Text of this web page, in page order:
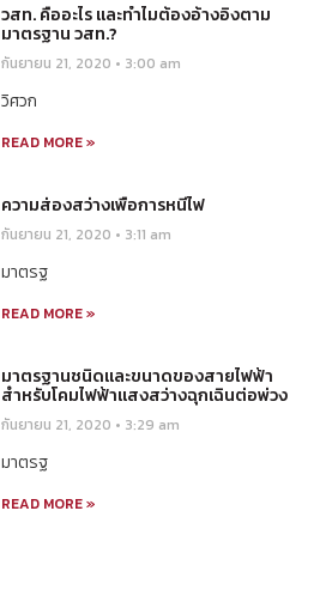
วสท. คืออะไร และทำไมต้องอ้างอิงตาม
มาตรฐาน วสท.?
กันยายน 21, 2020 3:00 am
วิศวก
READ MORE »
ความส่องสว่างเพื่อการหนีไฟ
กันยายน 21, 2020 3:11 am
มาตรฐ
READ MORE »
มาตรฐานชนิดและขนาดของสายไฟฟ้า
สำหรับโคมไฟฟ้าแสงสว่างฉุกเฉินต่อพ่วง
กันยายน 21, 2020 3:29 am
มาตรฐ
READ MORE »